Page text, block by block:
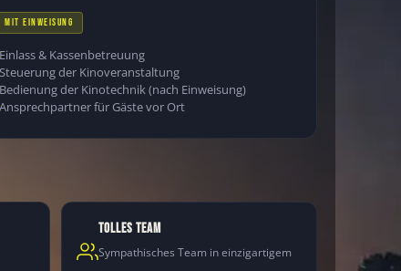
MIT EINWEISUNG
Einlass & Kassenbetreuung
Steuerung der Kinoveranstaltung
Bedienung der Kinotechnik (nach Einweisung)
Ansprechpartner für Gäste vor Ort
TOLLES TEAM
Sympathisches Team in einzigartigem